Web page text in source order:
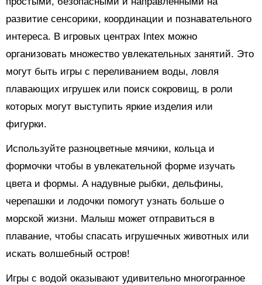
развитие сенсорики, координации и познавательного
интереса. В игровых центрах Intex можно
организовать множество увлекательных занятий. Это
могут быть игры с переливанием воды, ловля
плавающих игрушек или поиск сокровищ, в роли
которых могут выступить яркие изделия или
фигурки.
Используйте разноцветные мячики, кольца и
формочки чтобы в увлекательной форме изучать
цвета и формы. А надувные рыбки, дельфины,
черепашки и лодочки помогут узнать больше о
морской жизни. Малыш может отправиться в
плавание, чтобы спасать игрушечных животных или
искать волшебный остров!
Игры с водой оказывают удивительно многогранное